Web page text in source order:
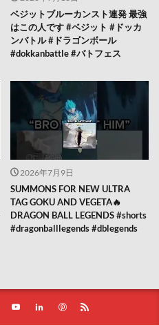
ベジットブルーカンスト連発 最強
はこの人です #ベジット #ドッカ
ンバトル #ドラゴンボール
#dokkanbattle #バトフェス
2026年7月9日
SUMMONS FOR NEW ULTRA
TAG GOKU AND VEGETA🔥
DRAGON BALL LEGENDS #shorts
#dragonballlegends #dblegends